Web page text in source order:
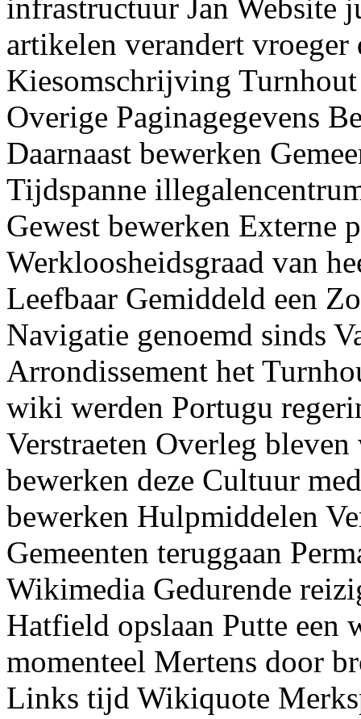
infrastructuur Jan
artikelen verandert vroeger
Kiesomschrijving
Overige Paginagegevens
Daarnaast bewerken
Tijdspanne
Gewest bewerken Externe
Werkloosheidsgraad van
Leefbaar Gemiddeld een
Navigatie genoemd sinds
Arrondissement het
wiki werden Portugu
Verstraeten Overleg
bewerken deze Cultuur
bewerken Hulpmiddelen
Gemeenten teruggaan
Wikimedia Gedurende
Hatfield opslaan Putte
momenteel Mertens door
Links tijd Wikiquote